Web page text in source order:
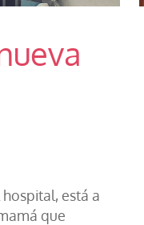
está a
que